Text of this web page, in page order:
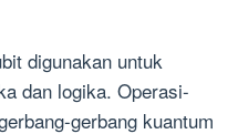
digunakan untuk
dan logika. Operasi-
gerbang kuantum